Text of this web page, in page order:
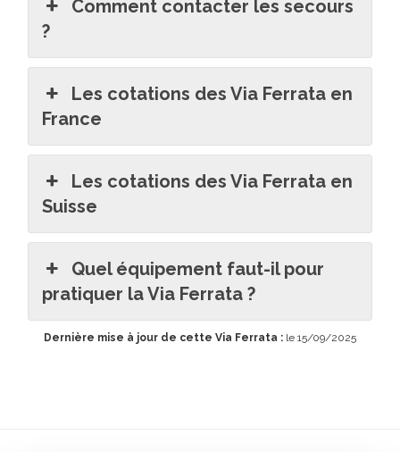
Comment contacter les secours
?
Les cotations des Via Ferrata en
France
Les cotations des Via Ferrata en
Suisse
Quel équipement faut-il pour
pratiquer la Via Ferrata ?
Dernière mise à jour de cette Via Ferrata :le 15/09/2025